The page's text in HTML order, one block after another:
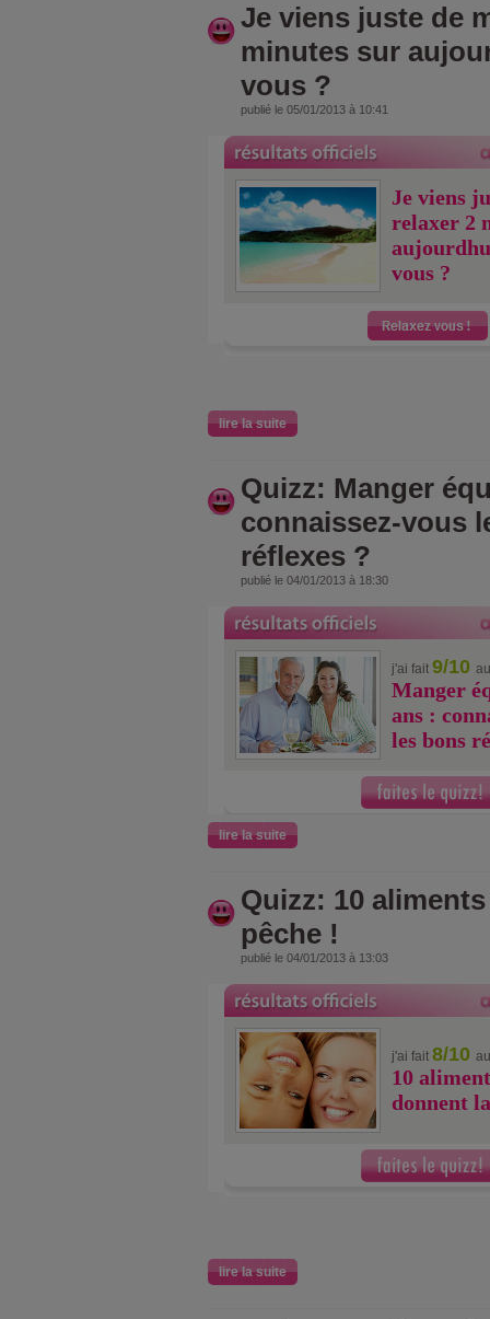
Je viens juste de
minutes sur
vous ?
publié le 05/01/2013 à 10:41
Je viens
relaxer 2
vous ?
lire la suite
Quizz: Manger
connaissez-vous
réflexes ?
publié le 04/01/2013 à 18:30
j'ai fait 9/10
Manger
ans :
les bons
lire la suite
Quizz: 10
pêche !
publié le 04/01/2013 à 13:03
j'ai fait 8/10
10
donnent
lire la suite